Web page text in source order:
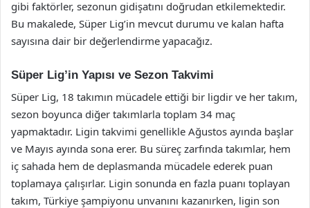
gibi faktörler, sezonun gidişatını doğrudan etkilemektedir.
Bu makalede, Süper Lig’in mevcut durumu ve kalan hafta
sayısına dair bir değerlendirme yapacağız.
Süper Lig’in Yapısı ve Sezon Takvimi
Süper Lig, 18 takımın mücadele ettiği bir ligdir ve her takım,
sezon boyunca diğer takımlarla toplam 34 maç
yapmaktadır. Ligin takvimi genellikle Ağustos ayında başlar
ve Mayıs ayında sona erer. Bu süreç zarfında takımlar, hem
iç sahada hem de deplasmanda mücadele ederek puan
toplamaya çalışırlar. Ligin sonunda en fazla puanı toplayan
takım, Türkiye şampiyonu unvanını kazanırken, ligin son